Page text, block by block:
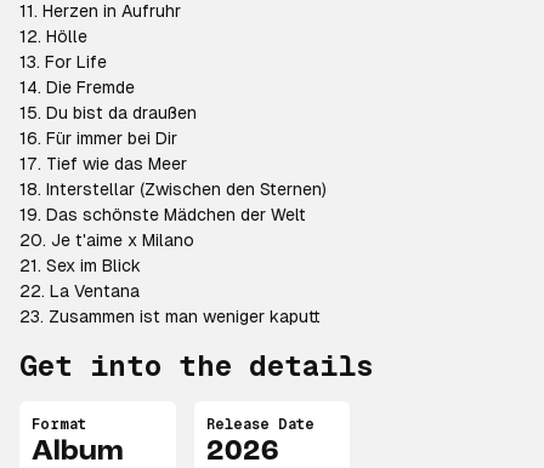
11. Herzen in Aufruhr
12. Hölle
13. For Life
14. Die Fremde
15. Du bist da draußen
16. Für immer bei Dir
17. Tief wie das Meer
18. Interstellar (Zwischen den Sternen)
19. Das schönste Mädchen der Welt
20. Je t'aime x Milano
21. Sex im Blick
22. La Ventana
23. Zusammen ist man weniger kaputt
Get into the details
Format
Album
Release Date
2026